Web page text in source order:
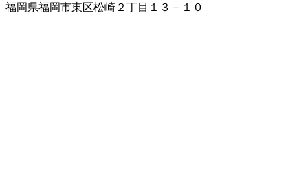
福岡県福岡市東区松崎２丁目１３－１０